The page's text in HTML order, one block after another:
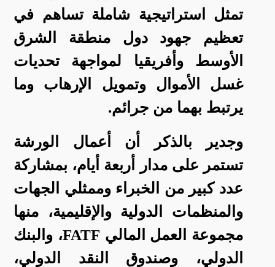
تمثل استراتيجية شاملة تساهم في
تعظيم جهود دول منطقة الشرق
الأوسط وأفريقيا لمواجهة تحديات
غسل الأموال وتمويل الإرهاب وما
يرتبط بهما من جرائم.
وجدير بالذكر أن أعمال الورشة
تستمر على مدار أربعة أيام، بمشاركة
عدد كبير من الخبراء وممثلي الجهات
والمنظمات الدولية والإقليمية، منها
مجموعة العمل المالي FATF، والبنك
الدولي، وصندوق النقد الدولي،